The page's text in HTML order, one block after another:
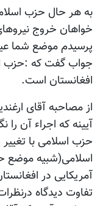
به هر حال حزب
خواهان خروج
پرسیدم موضع شما
جواب گفت که :حزب
افغانستان است.
از مصاحبه آقای
آیینه که اجراء آن
حزب اسلامی با
اسلامی(شبیه موضع
آمریکایی در
تفاوت دیدگاه